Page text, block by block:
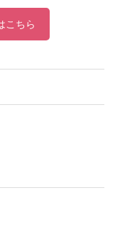
こちら